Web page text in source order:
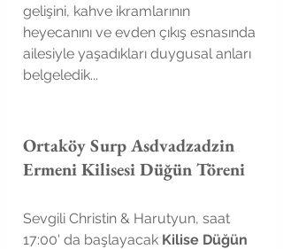
gelişini, kahve ikramlarının
heyecanını ve evden çıkış esnasında
ailesiyle yaşadıkları duygusal anları
belgeledik...
Ortaköy Surp Asdvadzadzin
Ermeni Kilisesi Düğün Töreni
Sevgili Christin & Harutyun, saat
17:00' da başlayacak Kilise Düğün